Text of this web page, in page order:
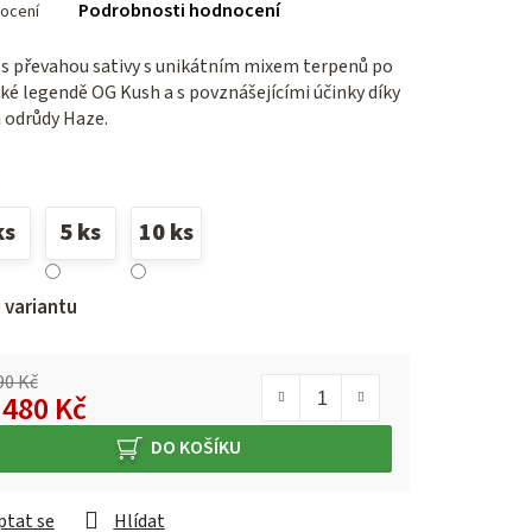
Podrobnosti hodnocení
převahou sativy s unikátním mixem terpenů po
legendě OG Kush a s povznášejícími účinky díky
Haze.
5 ks 10 ks
Kč
480 Kč
cena:
DO KOŠÍKU
se Hlídat